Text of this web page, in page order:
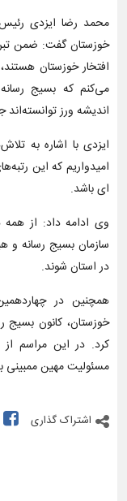
محمد رضا ایزدی
خوزستان گفت: ضمن
افتخار خوزستان
می‌کنم که بسیج
اندیشه ورز توانسته‌اند
ایزدی با اشاره به
امیدواریم که این
ای باشد.
وی ادامه داد: از همه
سازمان بسیج رسانه و
در استان شوند.
همچنین در
خوزستان، کانون بسیج
کرد. در این مراسم
مسئولیت مهین ممبینی
اشتراک گذاری